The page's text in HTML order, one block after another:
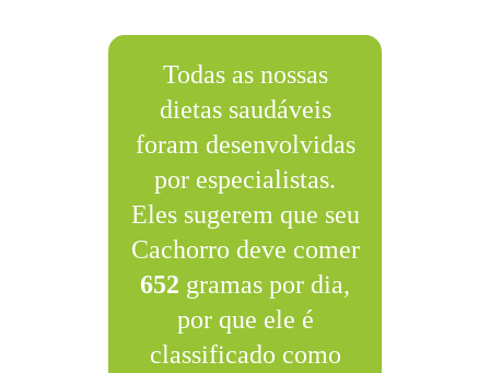
Todas as nossas
dietas saudáveis
foram desenvolvidas
por especialistas.
Eles sugerem que seu
Cachorro deve comer
652 gramas por dia,
por que ele é
classificado como